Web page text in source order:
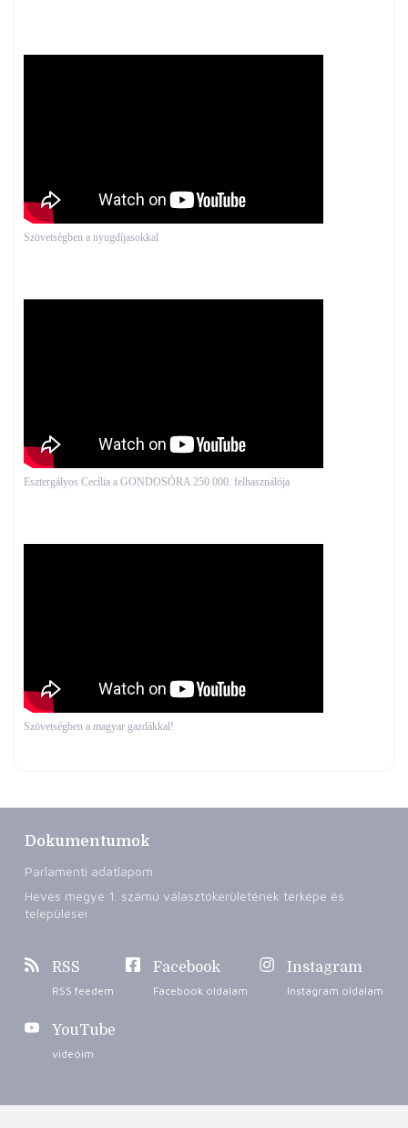
Szövetségben a nyugdíjasokkal
Esztergályos Cecília a GONDOSÓRA 250 000. felhasználója
Szövetségben a magyar gazdákkal!
Dokumentumok
Parlamenti adatlapom
Heves megye 1. számú választókerületének térképe és
települései
RSS
RSS feedem
Facebook
Facebook oldalam
Instagram
Instagram oldalam
YouTube
videóim